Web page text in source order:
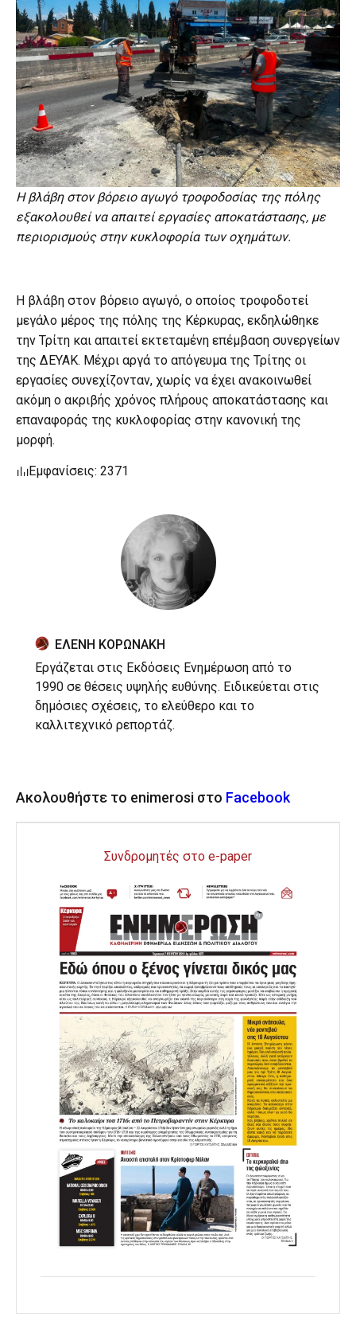
Η βλάβη στον βόρειο αγωγό τροφοδοσίας της πόλης
εξακολουθεί να απαιτεί εργασίες αποκατάστασης, με
περιορισμούς στην κυκλοφορία των οχημάτων.
Η βλάβη στον βόρειο αγωγό, ο οποίος τροφοδοτεί
μεγάλο μέρος της πόλης της Κέρκυρας, εκδηλώθηκε
την Τρίτη και απαιτεί εκτεταμένη επέμβαση συνεργείων
της ΔΕΥΑΚ. Μέχρι αργά το απόγευμα της Τρίτης οι
εργασίες συνεχίζονταν, χωρίς να έχει ανακοινωθεί
ακόμη ο ακριβής χρόνος πλήρους αποκατάστασης και
επαναφοράς της κυκλοφορίας στην κανονική της
μορφή.
Εμφανίσεις: 2371
ΕΛΕΝΗ ΚΟΡΩΝΑΚΗ
Εργάζεται στις Εκδόσεις Ενημέρωση από το
1990 σε θέσεις υψηλής ευθύνης. Ειδικεύεται στις
δημόσιες σχέσεις, το ελεύθερο και το
καλλιτεχνικό ρεπορτάζ.
Ακολουθήστε το enimerosi στο Facebook
Συνδρομητές στο e-paper